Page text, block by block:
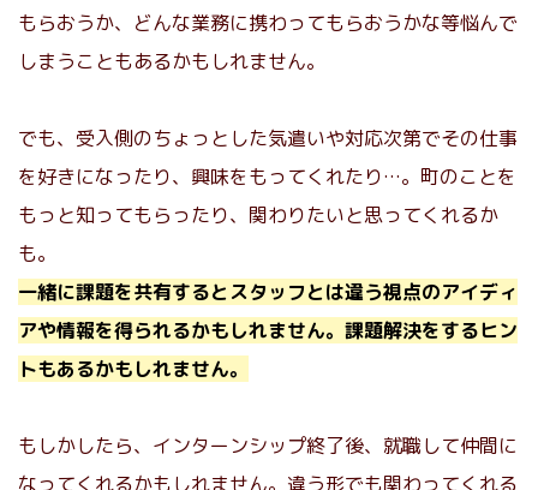
もらおうか、どんな業務に携わってもらおうかな等悩んで
しまうこともあるかもしれません。
でも、受入側のちょっとした気遣いや対応次第でその仕事
を好きになったり、興味をもってくれたり…。町のことを
もっと知ってもらったり、関わりたいと思ってくれるか
も。
一緒に課題を共有するとスタッフとは違う視点のアイディ
アや情報を得られるかもしれません。課題解決をするヒン
トもあるかもしれません。
もしかしたら、インターンシップ終了後、就職して仲間に
なってくれるかもしれません。違う形でも関わってくれる